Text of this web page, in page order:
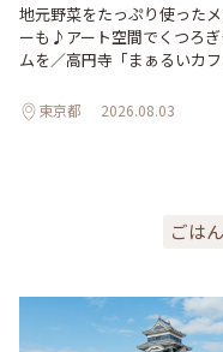
地元野菜をたっぷり使った
ーも♪アート空間でくつろ
ムを／高円寺「まぁるいカフ
東京都 2026.08.03
ごはん